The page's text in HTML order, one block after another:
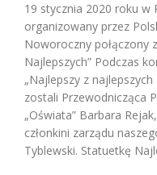
19 stycznia 2020 roku w
organizowany przez
Noworoczny połączony
Najlepszych” Podczas
„Najlepszy z
zostali Przewodnicząca
„Oświata” Barbara
członkini zarządu
Tyblewski. Statuetkę